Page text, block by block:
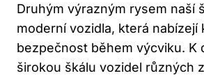
Druhým výrazným rysem naší
moderní vozidla, která nabízejí
bezpečnost během výcviku. K
širokou škálu vozidel různých